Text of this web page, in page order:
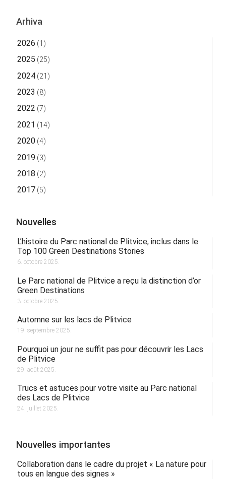
Arhiva
2026 (1)
2025 (25)
2024(21)
2023 (8)
2022 (7)
2021 (14)
2020(4)
2019 (3)
2018 (2)
2017(5)
Nouvelles
L’histoire du Parc national de Plitvice, inclus dans le
Top 100 Green Destinations Stories
6. octobre 2025.
Le Parc national de Plitvice a reçu la distinction d’or
Green Destinations
3. octobre 2025.
Automne sur les lacs de Plitvice
19. septembre 2025.
Pourquoi un jour ne suffit pas pour découvrir les Lacs
de Plitvice
29. août 2025.
Trucs et astuces pour votre visite au Parc national
des Lacs de Plitvice
24. juillet 2025.
Nouvelles importantes
Collaboration dans le cadre du projet « La nature pour
tous en langue des signes »